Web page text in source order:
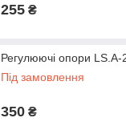
255 ₴
Регулюючі опори
Під замовлення
350 ₴